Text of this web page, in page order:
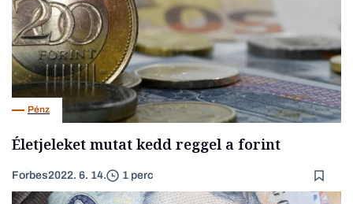
Pénz
Életjeleket mutat kedd reggel a forint
Forbes2022. 6. 14. 1 perc